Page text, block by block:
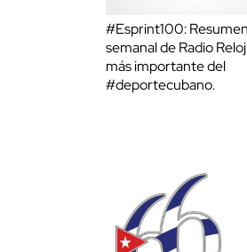
#Esprint100: Resumen
semanal de Radio
más importante del
#deportecubano.